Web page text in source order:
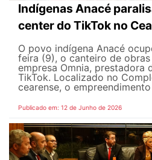
Indígenas Anacé
center do TikTok no
O povo indígena Anacé
feira (9), o canteiro de
empresa Omnia, prestadora
TikTok. Localizado no
cearense, o
Publicado em: 12 de Junho de 2026